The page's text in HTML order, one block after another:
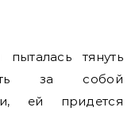
тянуть
за собой
ей придется